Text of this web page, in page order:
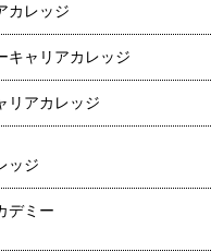
カレッジ
キャリアカレッジ
リアカレッジ
ッジ
デミー